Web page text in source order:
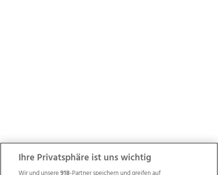
Ihre Privatsphäre ist uns wichtig